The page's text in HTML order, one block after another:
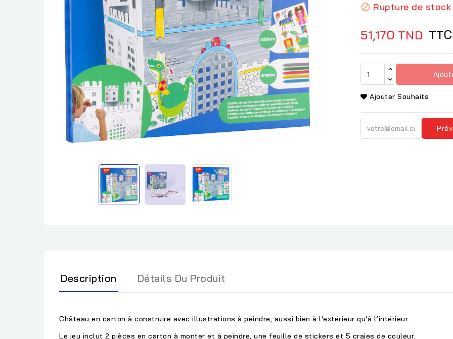
 Rupture de stock
51,170 TND TTC
Ajouter Souhaits
Description Détails Du Produit
Château en carton à construire avec illustrations à peindre, aussi bien à l’extérieur qu’à l’intérieur.
Le jeu inclut 2 pièces en carton à monter et à peindre, une feuille de stickers et 5 craies de couleur.